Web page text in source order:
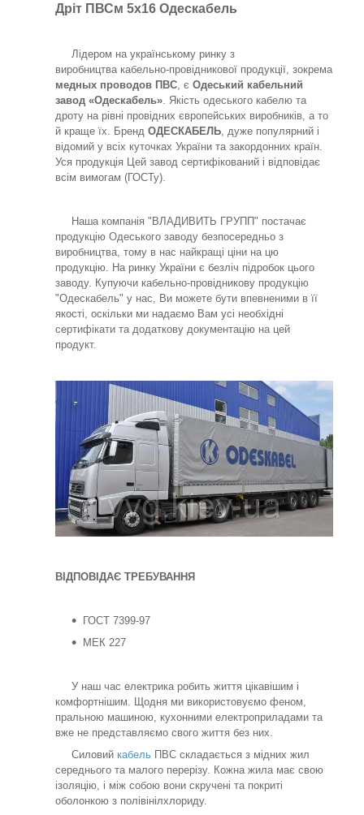
Дріт ПВСм 5х16 Одескабель
Лідером на українському ринку з
виробництва кабельно-провідникової продукції, зокрема
медных проводов ПВС , є Одеський кабельний
завод «Одескабель» . Якість одеського кабелю та
дроту на рівні провідних європейських виробників, а то
й краще їх. Бренд ОДЕСКАБЕЛЬ , дуже популярний і
відомий у всіх куточках України та закордонних країн.
Уся продукція Цей завод сертифікований і відповідає
всім вимогам (ГОСТу).
Наша компанія "ВЛАДИВИТЬ ГРУПП" постачає
продукцію Одеського заводу безпосередньо з
виробництва, тому в нас найкращі ціни на цю
продукцію. На ринку України є безліч підробок цього
заводу. Купуючи кабельно-провідникову продукцію
"Одескабель" у нас, Ви можете бути впевненими в її
якості, оскільки ми надаємо Вам усі необхідні
сертифікати та додаткову документацію на цей
продукт.
ВІДПОВІДАЄ ТРЕБУВАННЯ
ГОСТ 7399-97
МЕК 227
У наш час електрика робить життя цікавішим і
комфортнішим. Щодня ми використовуємо феном,
пральною машиною, кухонними електроприладами та
вже не представляємо свого життя без них.
Силовий кабель ПВС складається з мідних жил
середнього та малого перерізу. Кожна жила має свою
ізоляцію, і між собою вони скручені та покриті
оболонкою з полівінілхлориду.